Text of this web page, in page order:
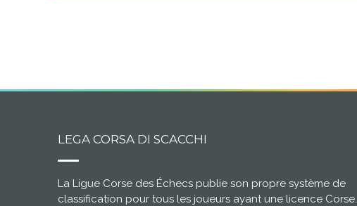
LEGA CORSA DI SCACCHI
La Ligue Corse des Échecs publie son propre système de
classification pour tous les joueurs ayant une licence Corse.